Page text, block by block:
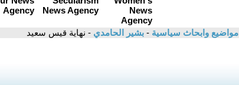
مواضيع وابحاث سياسية - بشير الحامدي - نهاية قيس سعيد